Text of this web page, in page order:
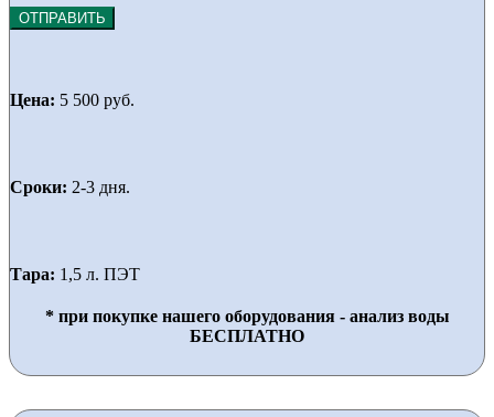
ОТПРАВИТЬ
Цена: 5 500 руб.
Сроки: 2-3 дня.
Тара: 1,5 л. ПЭТ
* при покупке нашего оборудования - анализ воды
БЕСПЛАТНО